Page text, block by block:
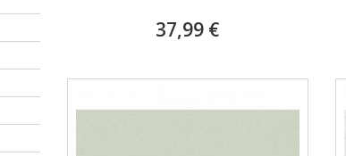
37,99 €